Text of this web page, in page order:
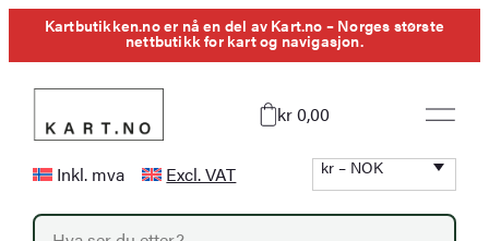
HoppKartbutikken.no er nå en del av Kart.no – Norges største
nettbutikk for kart og navigasjon.
kr 0,00
Inkl. mva Excl. VAT kr – NOK
P